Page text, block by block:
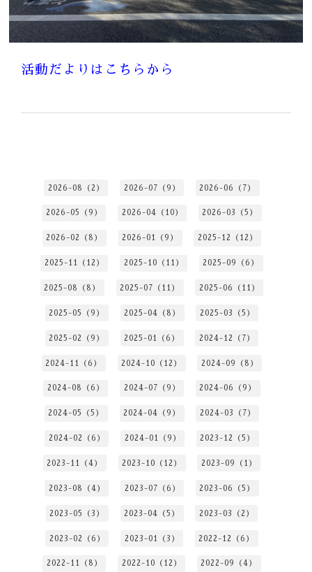
活動だよりはこちらから
2026-08（2） 2026-07（9） 2026-06（7）
2026-05（9） 2026-04（10） 2026-03（5）
2026-02（8） 2026-01（9） 2025-12（12）
2025-11（12） 2025-10（11） 2025-09（6）
2025-08（8） 2025-07（11） 2025-06（11）
2025-05（9） 2025-04（8） 2025-03（5）
2025-02（9） 2025-01（6） 2024-12（7）
2024-11（6） 2024-10（12） 2024-09（8）
2024-08（6） 2024-07（9） 2024-06（9）
2024-05（5） 2024-04（9） 2024-03（7）
2024-02（6） 2024-01（9） 2023-12（5）
2023-11（4） 2023-10（12） 2023-09（1）
2023-08（4） 2023-07（6） 2023-06（5）
2023-05（3） 2023-04（5） 2023-03（2）
2023-02（6） 2023-01（3） 2022-12（6）
2022-11（8） 2022-10（12） 2022-09（4）